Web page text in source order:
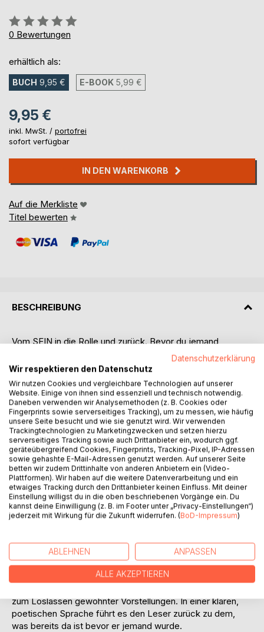
Bewertung::
0%
0 Bewertungen
erhältlich als:
BUCH 9,95 € E-BOOK 5,99 €
9,95 €
inkl. MwSt. / portofrei
sofort verfügbar
IN DEN WARENKORB
Auf die Merkliste
Titel bewerten
BESCHREIBUNG
Vom SEIN in die Rolle und zurück. Bevor du jemand
wurdest ist ein ruhiges, tiefgehendes Buch über den Weg
des Menschen von seinem ursprünglichen Sein hin zur
geformten Identität und zurück zur eigenen Essenz.
In klaren, reduzierten Kapiteln beschreibt Rama Shiva Jens,
wie aus dem namenlosen Dasein Schritt für Schritt ein
JEMAND entsteht durch Benennung, Erziehung,
Erwartungen und die Übernahme von Rollen. Ohne zu
werten oder zu belehren zeigt das Buch, wie sich der
Mensch zunehmend mit Gedanken, Bildern und
Geschichten über sich selbst identifiziert.
Doch jenseits dieser Prägungen bleibt etwas bestehen ein
stilles, unverändertes Wahrnehmen. Aus einem leisen
Hinwendung nach innen.
Dieses Buch ist keine Anleitung und kein Ratgeber. Es ist
zum Loslassen gewohnter Vorstellungen. In einer klaren,
poetischen Sprache führt es den Leser zurück zu dem,
was bereits da ist bevor er jemand wurde.
Datenschutzerklärung
Wir respektieren den Datenschutz
Wir nutzen Cookies und vergleichbare Technologien auf unserer
Website. Einige von ihnen sind essenziell und technisch notwendig.
Daneben verwenden wir Analysemethoden (z. B. Cookies oder
Fingerprints sowie serverseitiges Tracking), um zu messen, wie häufig
unsere Seite besucht und wie sie genutzt wird. Wir verwenden
Trackingtechnologien zu Marketingzwecken und setzen hierzu
serverseitiges Tracking sowie auch Drittanbieter ein, wodurch ggf.
geräteübergreifend Cookies, Fingerprints, Tracking-Pixel, IP-Adressen
sowie gehashte E-Mail-Adressen genutzt werden. Auf unserer Seite
betten wir zudem Drittinhalte von anderen Anbietern ein (Video-
Plattformen). Wir haben auf die weitere Datenverarbeitung und ein
etwaiges Tracking durch den Drittanbieter keinen Einfluss. Mit deiner
Einstellung willigst du in die oben beschriebenen Vorgänge ein. Du
kannst deine Einwilligung (z. B. im Footer unter „Privacy-Einstellungen“)
jederzeit mit Wirkung für die Zukunft widerrufen. (BoD-Impressum)
ABLEHNEN ANPASSEN
ALLE AKZEPTIEREN